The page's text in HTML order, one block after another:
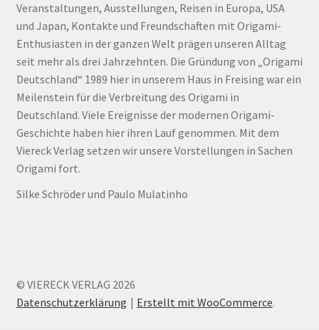
Veranstaltungen, Ausstellungen, Reisen in Europa, USA
und Japan, Kontakte und Freundschaften mit Origami-
Enthusiasten in der ganzen Welt prägen unseren Alltag
seit mehr als drei Jahrzehnten. Die Gründung von „Origami
Deutschland“ 1989 hier in unserem Haus in Freising war ein
Meilenstein für die Verbreitung des Origami in
Deutschland. Viele Ereignisse der modernen Origami-
Geschichte haben hier ihren Lauf genommen. Mit dem
Viereck Verlag setzen wir unsere Vorstellungen in Sachen
Origami fort.
Silke Schröder und Paulo Mulatinho
© VIERECK VERLAG 2026
Datenschutzerklärung
Erstellt mit WooCommerce.